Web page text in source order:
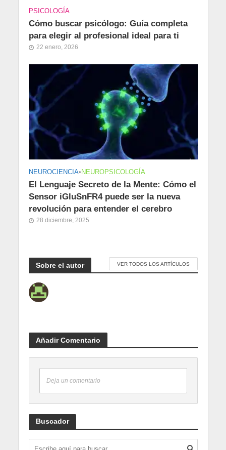
PSICOLOGÍA
Cómo buscar psicólogo: Guía completa
para elegir al profesional ideal para ti
22 enero, 2026
NEUROCIENCIA• NEUROPSICOLOGÍA
El Lenguaje Secreto de la Mente: Cómo el
Sensor iGluSnFR4 puede ser la nueva
revolución para entender el cerebro
28 diciembre, 2025
Sobre el autor VER TODOS LOS ARTÍCULOS
Añadir Comentario
Deja un comentario
Buscador